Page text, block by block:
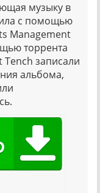
музыку в
с помощью
Management
торрента
записали
альбома,